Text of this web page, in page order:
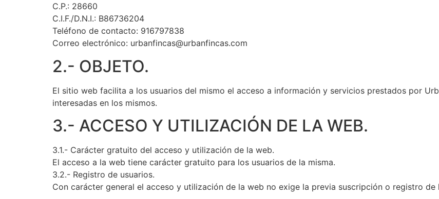
C.P.: 28660
C.I.F./D.N.I.: B86736204
Teléfono de contacto: 916797838
Correo electrónico: urbanfincas@urbanfincas.com
2.- OBJETO.
El sitio web facilita a los usuarios del mismo el acceso a información y servicios prestados por
interesadas en los mismos.
3.- ACCESO Y UTILIZACIÓN DE LA WEB.
3.1.- Carácter gratuito del acceso y utilización de la web.
El acceso a la web tiene carácter gratuito para los usuarios de la misma.
3.2.- Registro de usuarios.
Con carácter general el acceso y utilización de la web no exige la previa suscripción o registro de